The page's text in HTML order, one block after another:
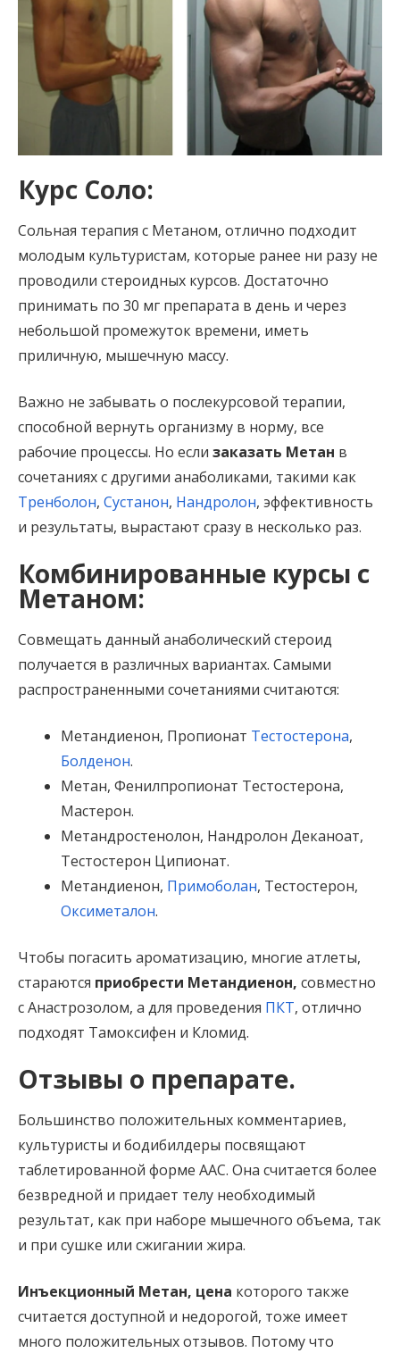
Курс Соло:
Сольная терапия с Метаном, отлично подходит
молодым культуристам, которые ранее ни разу не
проводили стероидных курсов. Достаточно
принимать по 30 мг препарата в день и через
небольшой промежуток времени, иметь
приличную, мышечную массу.
Важно не забывать о послекурсовой терапии,
способной вернуть организму в норму, все
рабочие процессы. Но если заказать Метан в
сочетаниях с другими анаболиками, такими как
Тренболон, Сустанон, Нандролон, эффективность
и результаты, вырастают сразу в несколько раз.
Комбинированные курсы с
Метаном:
Совмещать данный анаболический стероид
получается в различных вариантах. Самыми
распространенными сочетаниями считаются:
Метандиенон, Пропионат Тестостерона,
Болденон.
Метан, Фенилпропионат Тестостерона,
Мастерон.
Метандростенолон, Нандролон Деканоат,
Тестостерон Ципионат.
Метандиенон, Примоболан, Тестостерон,
Оксиметалон.
Чтобы погасить ароматизацию, многие атлеты,
стараются приобрести Метандиенон, совместно
с Анастрозолом, а для проведения ПКТ, отлично
подходят Тамоксифен и Кломид.
Отзывы о препарате.
Большинство положительных комментариев,
культуристы и бодибилдеры посвящают
таблетированной форме ААС. Она считается более
безвредной и придает телу необходимый
результат, как при наборе мышечного объема, так
и при сушке или сжигании жира.
Инъекционный Метан, цена которого также
считается доступной и недорогой, тоже имеет
много положительных отзывов. Потому что